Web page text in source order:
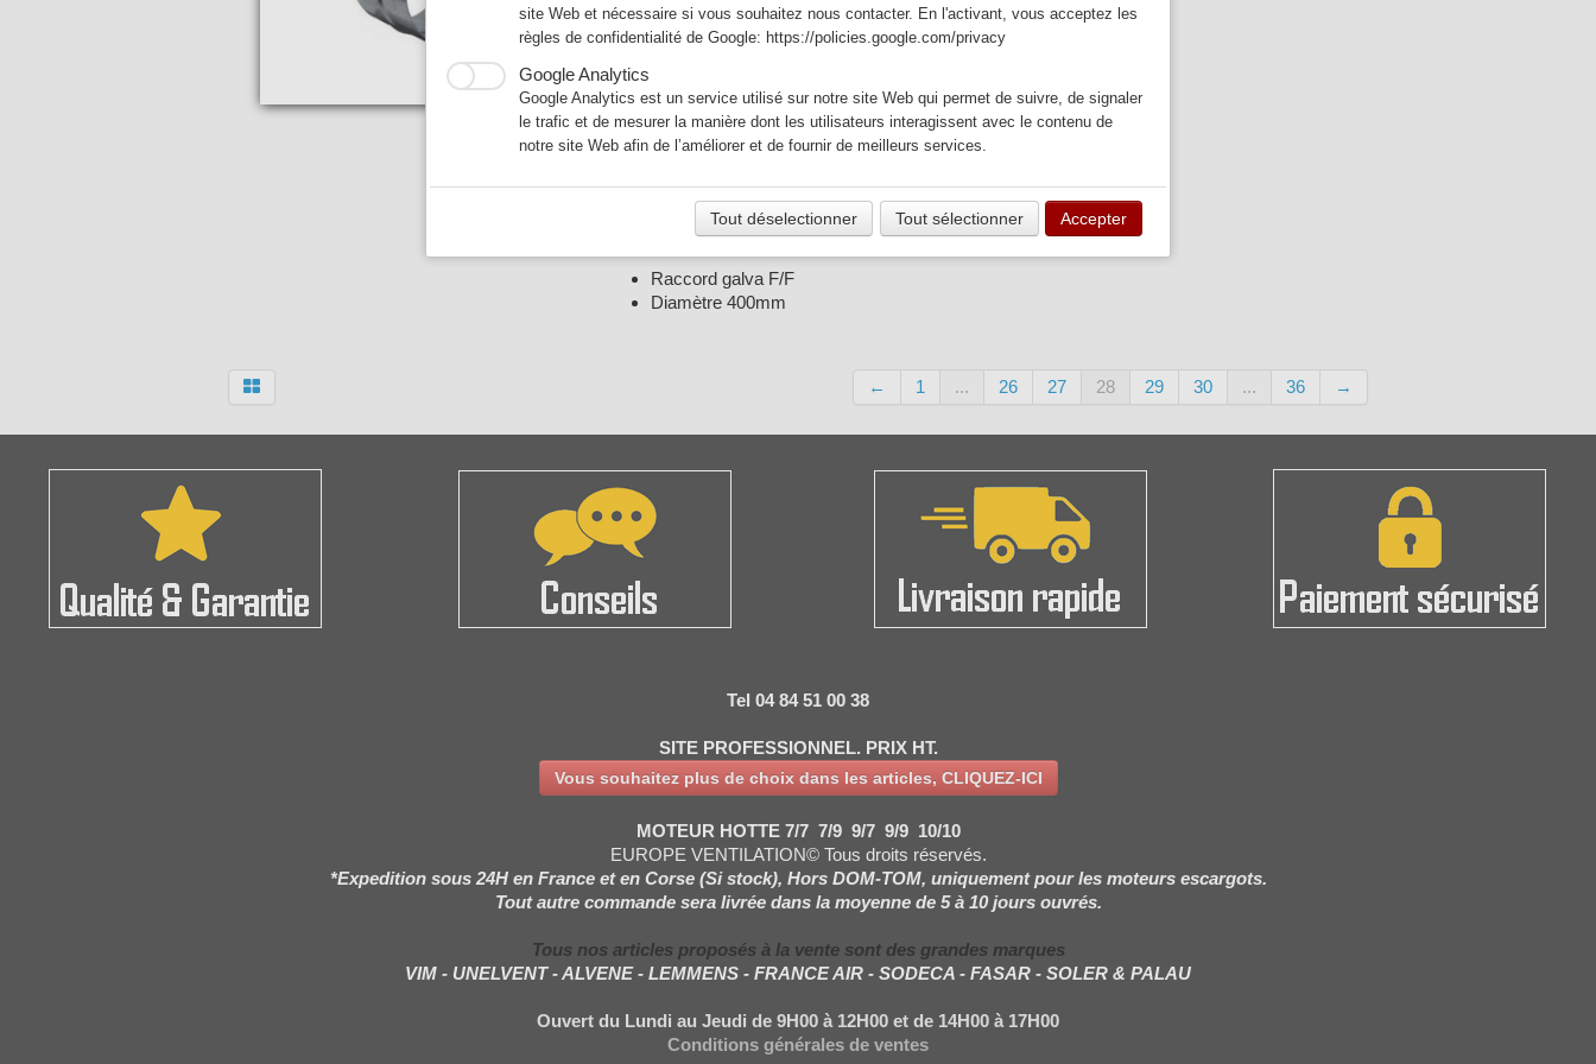
RAC-FF400
Expédié dans les 7 jours
− +
Voir mon panier
Raccord galva F/F
Diamètre 400mm
← 1 ... 26 27 28 29 30 ... 36 →
Tel 04 84 51 00 38
SITE PROFESSIONNEL. PRIX HT.
Vous souhaitez plus de choix dans les articles, CLIQUEZ-ICI
MOTEUR HOTTE 7/7 7/9 9/7 9/9 10/10
EUROPE VENTILATION© Tous droits réservés.
*Expedition sous 24H en France et en Corse (Si stock), Hors DOM-TOM, uniquement pour les moteurs escargots.
Tout autre commande sera livrée dans la moyenne de 5 à 10 jours ouvrés.
Tous nos articles proposés à la vente sont des grandes marques
VIM - UNELVENT - ALVENE - LEMMENS - FRANCE AIR - SODECA - FASAR - SOLER & PALAU
Ouvert du Lundi au Jeudi de 9H00 à 12H00 et de 14H00 à 17H00
Conditions générales de ventes
site Web et nécessaire si vous souhaitez nous contacter. En l'activant, vous acceptez les
règles de confidentialité de Google: https://policies.google.com/privacy
Google Analytics
Google Analytics est un service utilisé sur notre site Web qui permet de suivre, de signaler
le trafic et de mesurer la manière dont les utilisateurs interagissent avec le contenu de
notre site Web afin de l’améliorer et de fournir de meilleurs services.
Tout déselectionner Tout sélectionner Accepter